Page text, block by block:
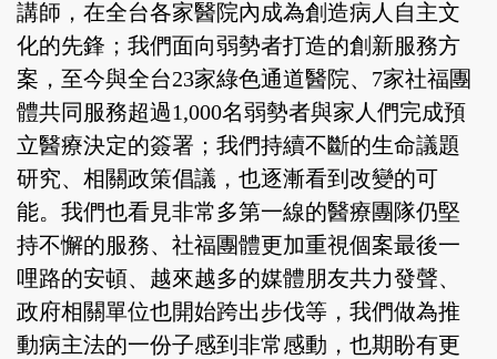
講師，在全台各家醫院內成為創造病人自主文
化的先鋒；我們面向弱勢者打造的創新服務方
案，至今與全台23家綠色通道醫院、7家社福團
體共同服務超過1,000名弱勢者與家人們完成預
立醫療決定的簽署；我們持續不斷的生命議題
研究、相關政策倡議，也逐漸看到改變的可
能。我們也看見非常多第一線的醫療團隊仍堅
持不懈的服務、社福團體更加重視個案最後一
哩路的安頓、越來越多的媒體朋友共力發聲、
政府相關單位也開始跨出步伐等，我們做為推
動病主法的一份子感到非常感動，也期盼有更